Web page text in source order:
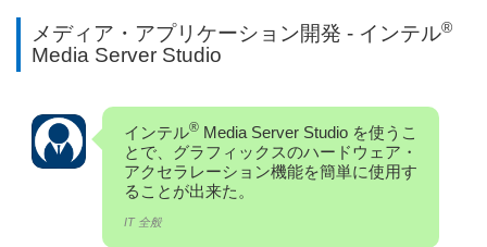
メディア・アプリケーション開発 - インテル®
Media Server Studio
インテル® Media Server Studio を使うこ
とで、グラフィックスのハードウェア・
アクセラレーション機能を簡単に使用す
ることが出来た。
IT 全般